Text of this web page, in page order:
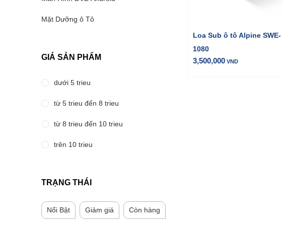
Mặt Dưỡng ô Tô
GIÁ SẢN PHẨM
dưới 5 trieu
từ 5 trieu đến 8 trieu
từ 8 trieu đến 10 trieu
trên 10 trieu
TRẠNG THÁI
Nổi Bật Giảm giá Còn hàng
Loa Sub ô tô Alpine SWE-
1080
3,500,000 VND